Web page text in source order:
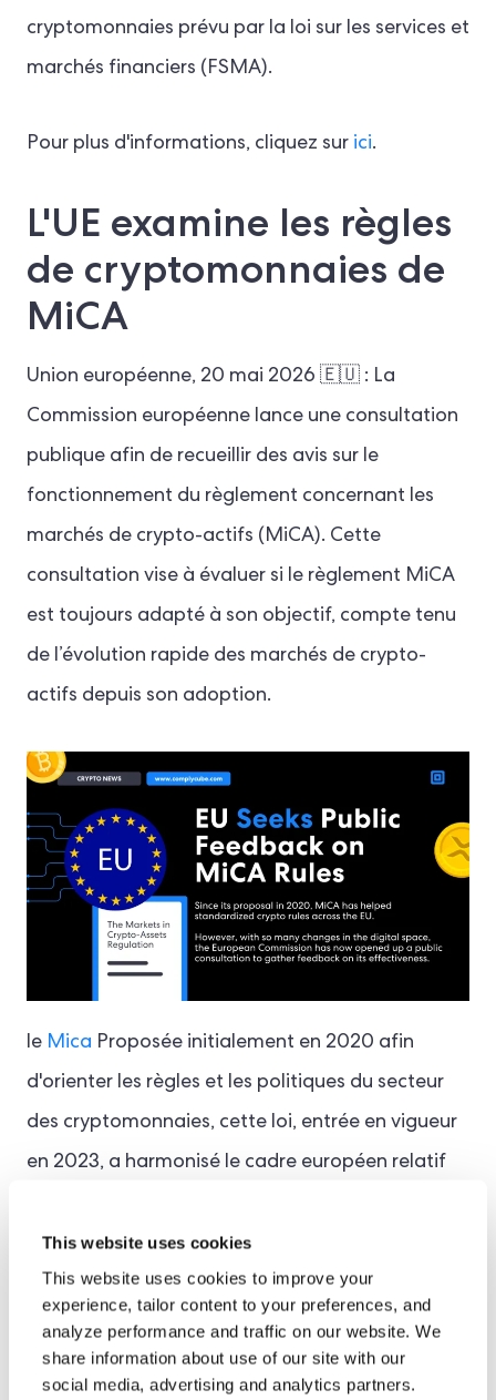
This website uses cookies
This website uses cookies to improve your
experience, tailor content to your preferences, and
analyze performance and traffic on our website. We
share information about use of our site with our
social media, advertising and analytics partners.
cryptomonnaies prévu par la loi sur les services et
marchés financiers (FSMA).
Pour plus d'informations, cliquez sur ici.
L'UE examine les règles
de cryptomonnaies de
MiCA
Union européenne, 20 mai 2026 🇪🇺 : La
Commission européenne lance une consultation
publique afin de recueillir des avis sur le
fonctionnement du règlement concernant les
marchés de crypto-actifs (MiCA). Cette
consultation vise à évaluer si le règlement MiCA
est toujours adapté à son objectif, compte tenu
de l’évolution rapide des marchés de crypto-
actifs depuis son adoption.
le Mica Proposée initialement en 2020 afin
d'orienter les règles et les politiques du secteur
des cryptomonnaies, cette loi, entrée en vigueur
en 2023, a harmonisé le cadre européen relatif
émetteurs et aux prestataires de services de
crypto-actifs (PSCA).
Une fois pleinement mise en œuvre, la